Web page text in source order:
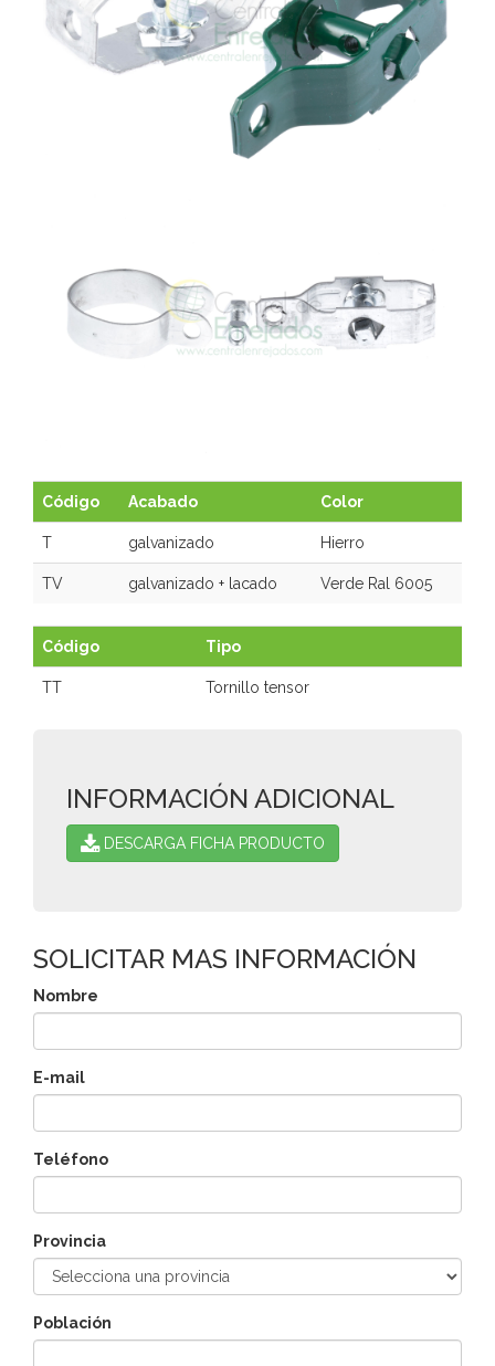
TENSORES ALAMBRE
Código Acabado Color
T galvanizado Hierro
TV galvanizado + lacado Verde Ral 6005
Código Tipo
TT Tornillo tensor
INFORMACIÓN ADICIONAL
DESCARGA FICHA PRODUCTO
SOLICITAR MAS INFORMACIÓN
Nombre
E-mail
Teléfono
Provincia
Población